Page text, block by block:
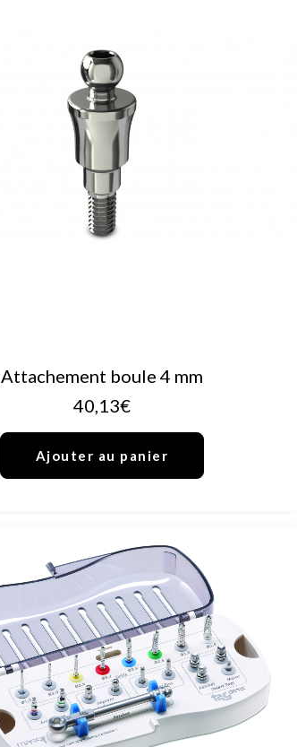
AJOUTER AU PANIER
Attachement boule 4 mm
40,13€
Ajouter au panier